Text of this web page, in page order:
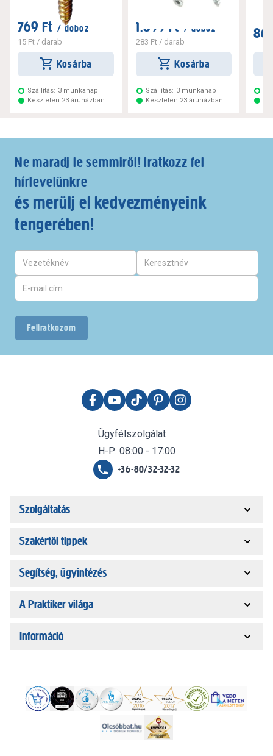
769 Ft / doboz
15 Ft / darab
Kosárba
Szállítás: 3 munkanap
Készleten 23 áruházban
1.699 Ft / doboz
283 Ft/ darab
Kosárba
Szállítás: 3 munkanap
Készleten 23 áruházban
Ne maradj le semmiről! Iratkozz fel
hírlevelünkre
és merülj el kedvezményeink
tengerében!
Feliratkozom
Ügyfélszolgálat
H-P: 08:00 - 17:00
+36-80/32-32-32
Szolgáltatás
Szakértői tippek
Segítség, ügyintézés
A Praktiker világa
Információ